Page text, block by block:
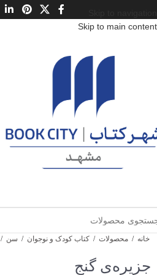
Skip to main content
خانه / محصولات / کتاب کودک و نوجوان / سن /
جزیره‌ی گنج